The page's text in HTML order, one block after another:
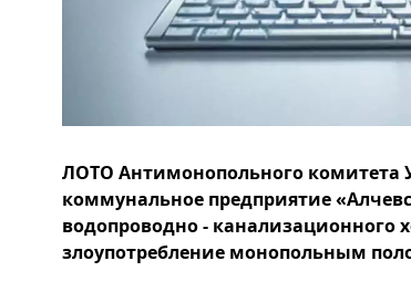
ЛОТО Антимонопольного комитета
коммунальное предприятие
водопроводно - канализационного
злоупотребление монопольным